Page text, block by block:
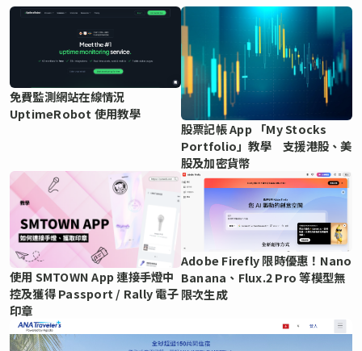
免費監測網站在線情況
UptimeRobot 使用教學
股票記帳 App 「My Stocks
Portfolio」教學 支援港股、美
股及加密貨幣
使用 SMTOWN App 連接手燈中
控及獲得 Passport / Rally 電子
印章
Adobe Firefly 限時優惠！Nano
Banana、Flux.2 Pro 等模型無
限次生成